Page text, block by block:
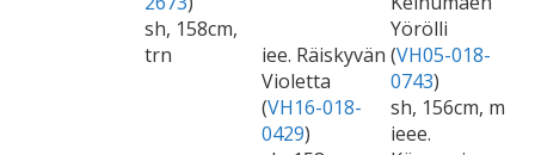
sh, 158cm,
trn
iee. Räiskyvän
Violetta
(VH16-018-
0429)
Yörölli
(VH05-018-
0743)
sh, 156cm, m
ieee.